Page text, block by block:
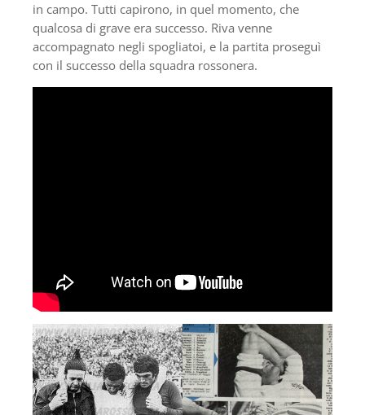
in campo. Tutti capirono, in quel momento, che
qualcosa di grave era successo. Riva venne
accompagnato negli spogliatoi, e la partita proseguì
con il successo della squadra rossonera.